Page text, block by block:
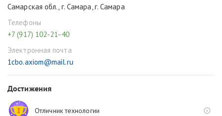
Самарская обл., г. Самара, г. Самара
Телефоны
+7 (917) 102-21-40
Электронная почта
1cbo.axiom@mail.ru
Достижения
Отличник технологии